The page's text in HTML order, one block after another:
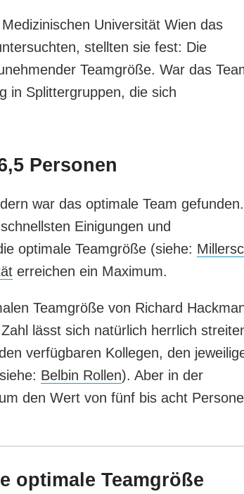
Universität Wien das
stellten sie fest: Die
Teamgröße. War das
in Splittergruppen, die sich
Personen
war das optimale Team gefunden.
Einigungen und
optimale Teamgröße (siehe:
erreichen ein Maximum.
Teamgröße von Richard
lässt sich natürlich herrlich
verfügbaren Kollegen, den
Belbin Rollen). Aber in der
den Wert von fünf bis acht
optimale Teamgröße